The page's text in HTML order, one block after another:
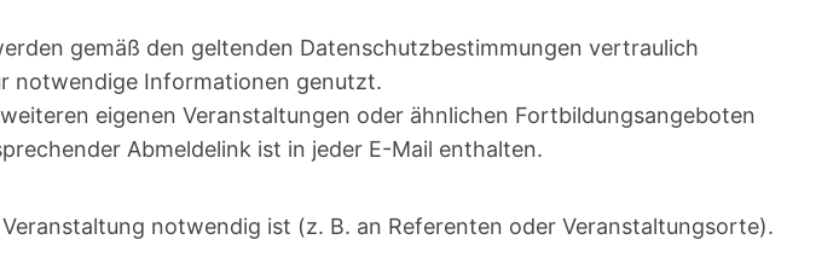
gemäß den geltenden Datenschutzbestimmungen vertraulich
notwendige Informationen genutzt.
eigenen Veranstaltungen oder ähnlichen Fortbildungsangeboten
Abmeldelink ist in jeder E-Mail enthalten.
notwendig ist (z. B. an Referenten oder Veranstaltungsorte).